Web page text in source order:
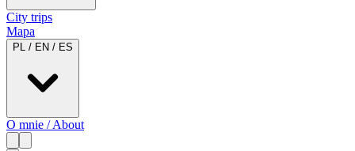
City trips
Mapa
PL / EN / ES
O mnie / About